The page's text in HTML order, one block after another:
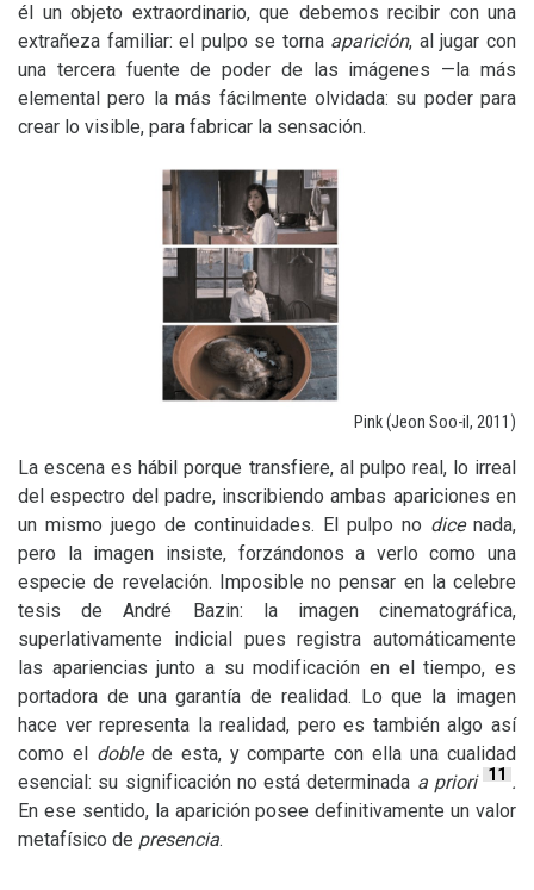
él un objeto extraordinario, que debemos recibir con una
extrañeza familiar: el pulpo se torna aparición, al jugar con
una tercera fuente de poder de las imágenes —la más
elemental pero la más fácilmente olvidada: su poder para
crear lo visible, para fabricar la sensación.
Pink (Jeon Soo-il, 2011)
La escena es hábil porque transfiere, al pulpo real, lo irreal
del espectro del padre, inscribiendo ambas apariciones en
un mismo juego de continuidades. El pulpo no dicenada,
pero la imagen insiste, forzándonos a verlo como una
especie de revelación. Imposible no pensar en la celebre
tesis de André Bazin: la imagen cinematográfica,
superlativamente indicial pues registra automáticamente
las apariencias junto a su modificación en el tiempo, es
portadora de una garantía de realidad. Lo que la imagen
hace ver representa la realidad, pero es también algo así
como el doblede esta, y comparte con ella una cualidad
esencial: su significación no está determinada a priori 11 .
En ese sentido, la aparición posee definitivamente un valor
metafísico de presencia.